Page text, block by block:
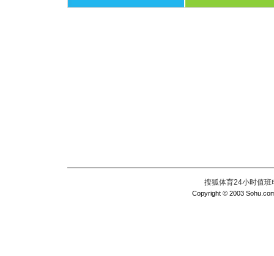
搜狐体育24小时值
Copyright © 2003